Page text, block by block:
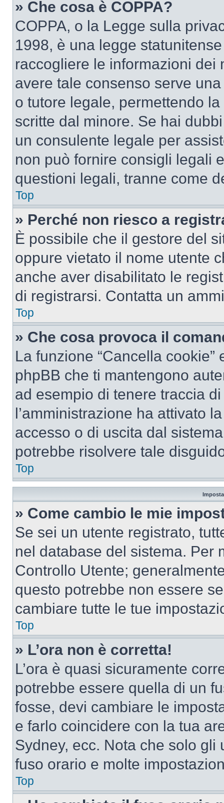
» Che cosa è COPPA?
COPPA, o la Legge sulla
1998, è una legge
raccogliere le informazioni dei
avere tale consenso serve
o tutore legale, permettendo
scritte dal minore. Se hai
un consulente legale per
non può fornire consigli legali
questioni legali, tranne come
Top
» Perché non riesco a
È possibile che il gestore del
oppure vietato il nome utente
anche aver disabilitato le
di registrarsi. Contatta un
Top
» Che cosa provoca il
La funzione “Cancella
phpBB che ti mantengono
ad esempio di tenere traccia
l’amministrazione ha attivato
accesso o di uscita dal
potrebbe risolvere tale
Top
» Come cambio le mie
Se sei un utente registrato,
nel database del sistema. Per
Controllo Utente;
questo potrebbe non essere
cambiare tutte le tue
Top
» L’ora non è corretta!
L’ora è quasi sicuramente
potrebbe essere quella di un
fosse, devi cambiare le
e farlo coincidere con la tua
Sydney, ecc. Nota che solo
fuso orario e molte
Top